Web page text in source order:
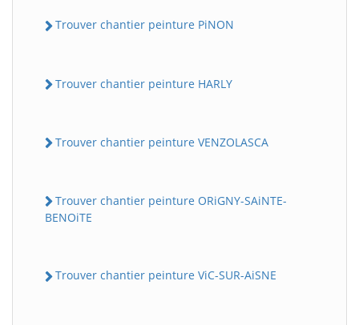
Trouver chantier peinture PiNON
Trouver chantier peinture HARLY
Trouver chantier peinture VENZOLASCA
Trouver chantier peinture ORiGNY-SAiNTE-
BENOiTE
Trouver chantier peinture ViC-SUR-AiSNE